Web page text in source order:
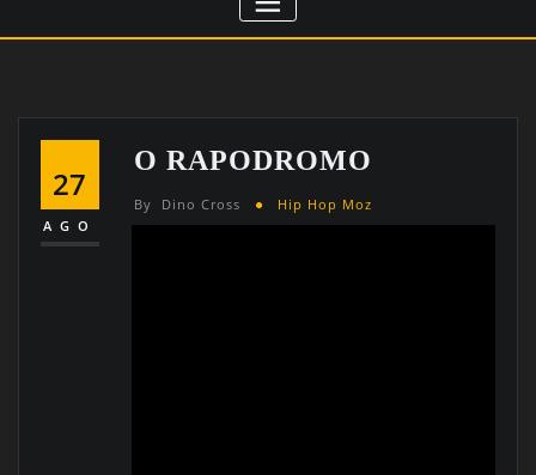
27
AGO
O RAPODROMO
By Dino Cross Hip Hop Moz